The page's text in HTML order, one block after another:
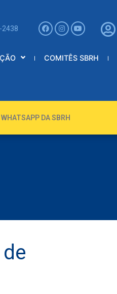
2438
COMITÊS SBRH
WHATSAPP DA SBRH